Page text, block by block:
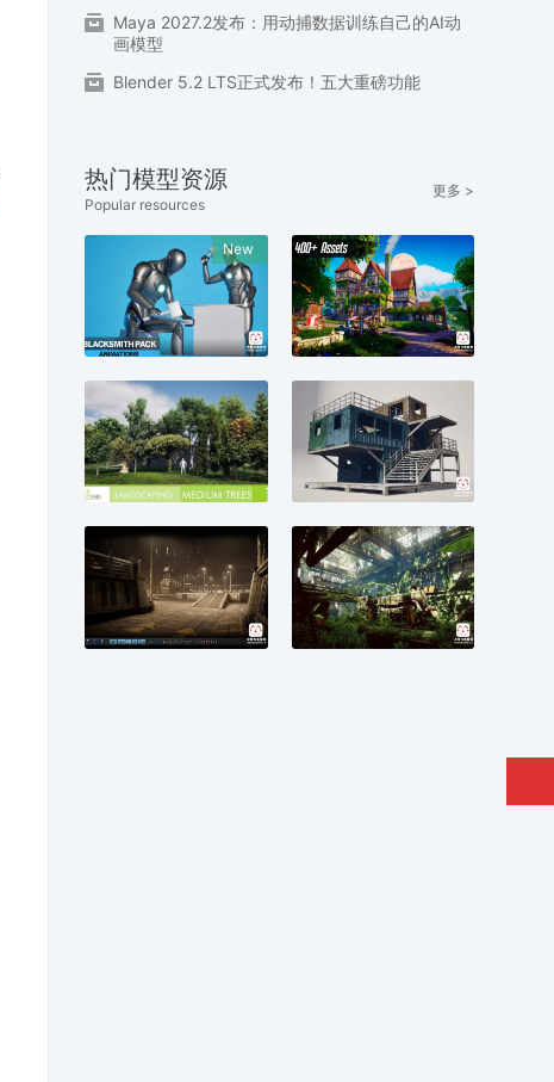
Maya 2027.2发布：用动捕数据训练自己的AI动
画模型
Blender 5.2 LTS正式发布！五大重磅功能
热门模型资源
Popular resources
更多 >